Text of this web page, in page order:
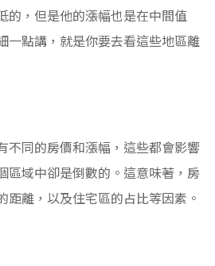
的，但是他的漲幅也是在中間值
一點講，就是你要去看這些地區離
不同的房價和漲幅，這些都會影響
區域中卻是倒數的。這意味著，房
離，以及住宅區的占比等因素。